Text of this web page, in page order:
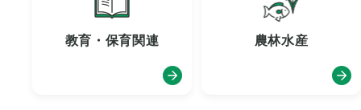
教育・保育関連 農林水産